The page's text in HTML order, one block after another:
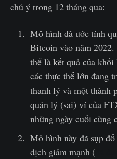
chú ý trong 12 tháng qua:
Mô hình đã ước tính
Bitcoin vào năm
thể là kết quả của
các thực thể lớn đang
thanh lý và một thành
quản lý (sai) ví của
những ngày cuối cùng
Mô hình này đã sụp
dịch giảm mạnh (đã